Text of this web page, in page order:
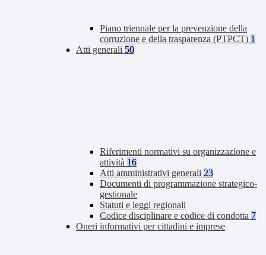
Piano triennale per la prevenzione della
corruzione e della trasparenza (PTPCT) 1
Atti generali 50
Riferimenti normativi su organizzazione e
attività 16
Atti amministrativi generali 23
Documenti di programmazione strategico-
gestionale
Statuti e leggi regionali
Codice disciplinare e codice di condotta 7
Oneri informativi per cittadini e imprese